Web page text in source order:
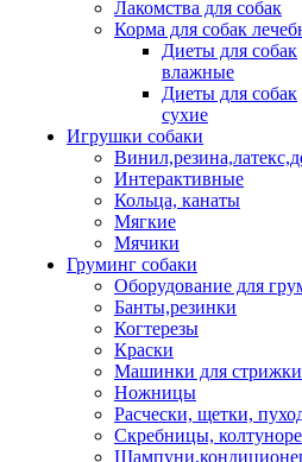
Лакомства для собак
Корма для собак
Диеты для собак
влажные
Диеты для собак
сухие
Игрушки собаки
Интерактивные
Кольца, канаты
Мягкие
Мячики
Груминг собаки
Оборудование для
Банты,резинки
Когтерезы
Краски
Машинки для стрижки
Ножницы
Расчески, щетки,
Скребницы,